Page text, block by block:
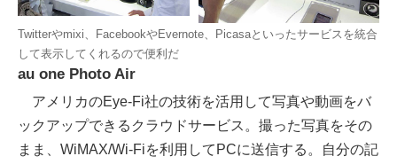
Twitterやmixi、FacebookやEvernote、Picasaといったサービスを統合
して表示してくれるので便利だ
au one Photo Air
アメリカのEye-Fi社の技術を活用して写真や動画をバ
ックアップできるクラウドサービス。撮った写真をその
まま、WiMAX/Wi-Fiを利用してPCに送信する。自分の記